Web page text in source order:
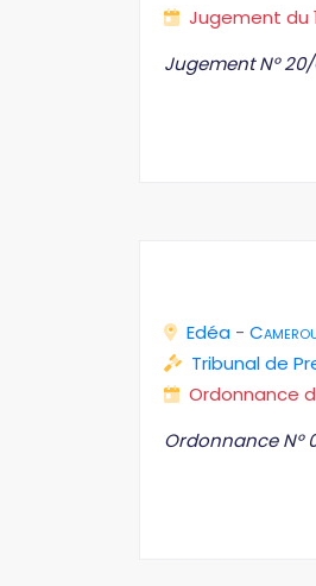
Jugement du
Jugement N° 20/
Edéa -
Tribunal de
Ordonnance
Ordonnance N°